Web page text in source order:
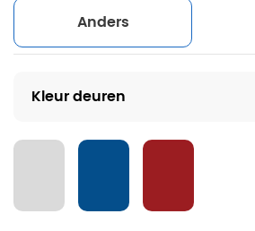
Anders
Kleur deuren